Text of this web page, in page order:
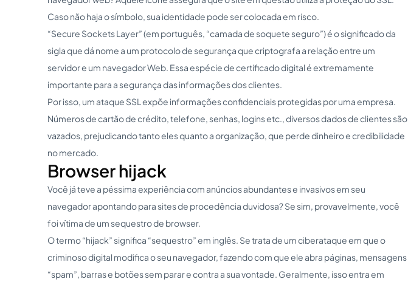
Caso não haja o símbolo, sua identidade pode ser colocada em risco.
“Secure Sockets Layer” (em português, “camada de soquete seguro”) é o significado da
sigla que dá nome a um protocolo de segurança que criptografa a relação entre um
servidor e um navegador Web. Essa espécie de certificado digital é extremamente
importante para a segurança das informações dos clientes.
Por isso, um ataque SSL expõe informações confidenciais protegidas por uma empresa.
Números de cartão de crédito, telefone, senhas, logins etc., diversos dados de clientes são
vazados, prejudicando tanto eles quanto a organização, que perde dinheiro e credibilidade
no mercado.
Browser hijack
Você já teve a péssima experiência com anúncios abundantes e invasivos em seu
navegador apontando para sites de procedência duvidosa? Se sim, provavelmente, você
foi vítima de um sequestro de browser.
O termo “hijack” significa “sequestro” em inglês. Se trata de um ciberataque em que o
criminoso digital modifica o seu navegador, fazendo com que ele abra páginas, mensagens
“spam”, barras e botões sem parar e contra a sua vontade. Geralmente, isso entra em